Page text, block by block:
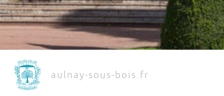
aulnay-sous-bois.fr